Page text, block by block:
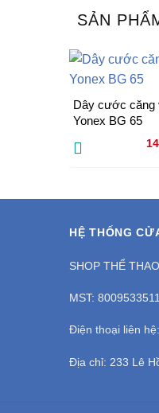
SẢN
Dây cước căng
Yonex BG 65
HỆ THỐNG
SHOP THỂ
MST: 8009533511
Điện thoại liên
Địa chỉ: 233 Lê